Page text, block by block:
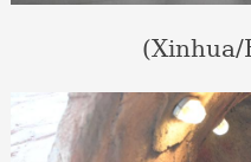
(Xinhua/